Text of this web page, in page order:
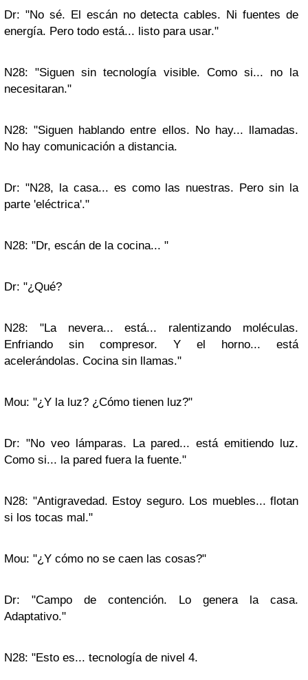
Dr: "No sé. El escán no detecta cables. Ni fuentes de
energía. Pero todo está... listo para usar."
N28: "Siguen sin tecnología visible. Como si... no la
necesitaran."
N28: "Siguen hablando entre ellos. No hay... llamadas.
No hay comunicación a distancia.
Dr: "N28, la casa... es como las nuestras. Pero sin la
parte 'eléctrica'."
N28: "Dr, escán de la cocina... "
Dr: "¿Qué?
N28: "La nevera... está... ralentizando moléculas.
Enfriando sin compresor. Y el horno... está
acelerándolas. Cocina sin llamas."
Mou: "¿Y la luz? ¿Cómo tienen luz?"
Dr: "No veo lámparas. La pared... está emitiendo luz.
Como si... la pared fuera la fuente."
N28: "Antigravedad. Estoy seguro. Los muebles... flotan
si los tocas mal."
Mou: "¿Y cómo no se caen las cosas?"
Dr: "Campo de contención. Lo genera la casa.
Adaptativo."
N28: "Esto es... tecnología de nivel 4.